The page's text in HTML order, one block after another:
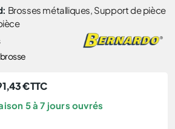
Brosses métalliques, Support de pièce
€TTC
5 à 7 jours ouvrés